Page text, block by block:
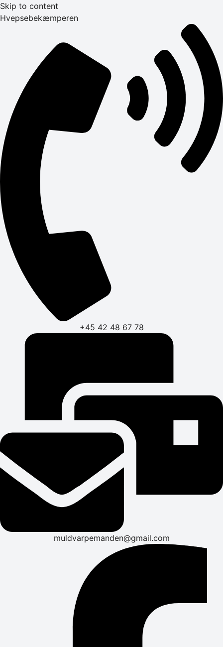
Skip to content
Hvepsebekæmperen
+45 42 48 67 78
muldvarpemanden@gmail.com